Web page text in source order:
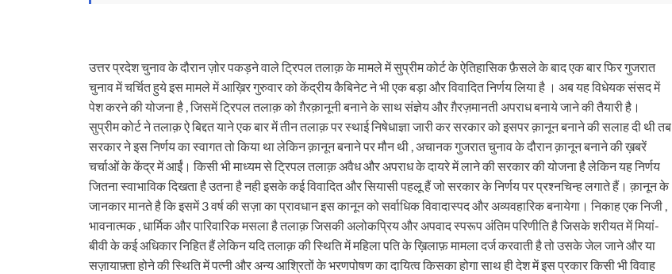
उत्तर प्रदेश चुनाव के दौरान ज़ोर पकड़ने वाले ट्रिपल तलाक़ के मामले में सुप्रीम कोर्ट के ऐतिहासिक फ़ैसले के बाद एक बार फिर गुजरात
चुनाव में चर्चित हुये इस मामले में आख़िर गुरुवार को केंद्रीय कैबिनेट ने भी एक बड़ा और विवादित निर्णय लिया है । अब यह विधेयक संसद में
पेश करने की योजना है , जिसमें ट्रिपल तलाक़ को ग़ैरक़ानूनी बनाने के साथ संज्ञेय और ग़ैरज़मानती अपराध बनाये जाने की तैयारी है।
सुप्रीम कोर्ट ने तलाक़ ऐ बिद्दत याने एक बार में तीन तलाक़ पर स्थाई निषेधाज्ञा जारी कर सरकार को इसपर क़ानून बनाने की सलाह दी थी तब
सरकार ने इस निर्णय का स्वागत तो किया था लेकिन क़ानून बनाने पर मौन थी , अचानक गुजरात चुनाव के दौरान क़ानून बनाने की ख़बरें
चर्चाओं के केंद्र में आईं। किसी भी माध्यम से ट्रिपल तलाक़ अवैध और अपराध के दायरे में लाने की सरकार की योजना है लेकिन यह निर्णय
जितना स्वाभाविक दिखता है उतना है नही इसके कई विवादित और सियासी पहलू हैं जो सरकार के निर्णय पर प्रश्नचिन्ह लगाते हैं। क़ानून के
जानकार मानते है कि इसमें 3 वर्ष की सज़ा का प्रावधान इस कानून को सर्वाधिक विवादास्पद और अव्यवहारिक बनायेगा। निकाह एक निजी ,
भावनात्मक , धार्मिक और पारिवारिक मसला है तलाक़ जिसकी अलोकप्रिय और अपवाद स्परूप अंतिम परिणीति है जिसके शरीयत में मियां-
बीवी के कई अधिकार निहित हैं लेकिन यदि तलाक़ की स्थिति में महिला पति के ख़िलाफ़ मामला दर्ज करवाती है तो उसके जेल जाने और या
सज़ायाफ़्ता होने की स्थिति में पत्नी और अन्य आश्रितों के भरणपोषण का दायित्व किसका होगा साथ ही देश में इस प्रकार किसी भी विवाह